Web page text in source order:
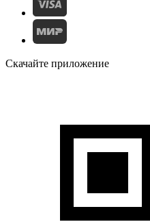
Скачайте приложение